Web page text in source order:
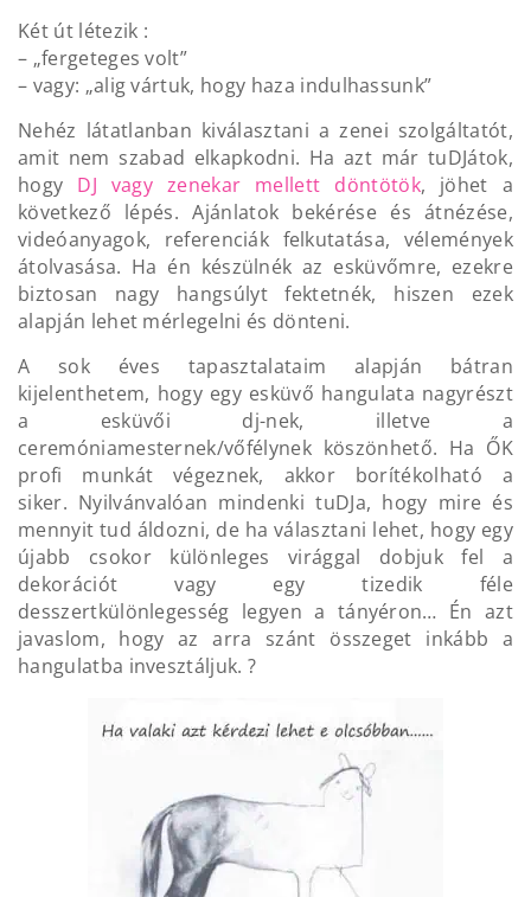
Két út létezik :
– „fergeteges volt”
– vagy: „alig vártuk, hogy haza indulhassunk”
Nehéz látatlanban kiválasztani a zenei szolgáltatót,
amit nem szabad elkapkodni. Ha azt már tuDJátok,
hogy DJ vagy zenekar mellett döntötök, jöhet a
következő lépés. Ajánlatok bekérése és átnézése,
videóanyagok, referenciák felkutatása, vélemények
átolvasása. Ha én készülnék az esküvőmre, ezekre
biztosan nagy hangsúlyt fektetnék, hiszen ezek
alapján lehet mérlegelni és dönteni.
A sok éves tapasztalataim alapján bátran
kijelenthetem, hogy egy esküvő hangulata nagyrészt
a esküvői dj-nek, illetve a
ceremóniamesternek/vőfélynek köszönhető. Ha ŐK
profi munkát végeznek, akkor borítékolható a
siker. Nyilvánvalóan mindenki tuDJa, hogy mire és
mennyit tud áldozni, de ha választani lehet, hogy egy
újabb csokor különleges virággal dobjuk fel a
dekorációt vagy egy tizedik féle
desszertkülönlegesség legyen a tányéron… Én azt
javaslom, hogy az arra szánt összeget inkább a
hangulatba invesztáljuk. ?